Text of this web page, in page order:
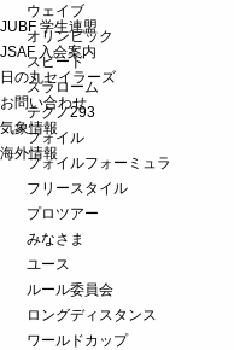
JUBF 学生連盟
JSAF 入会案内
日の丸セイラーズ
お問い合わせ
気象情報
海外情報
ウェイブ
オリンピック
スピード
スラローム
テクノ293
フォイル
フォイルフォーミュラ
フリースタイル
プロツアー
みなさま
ユース
ルール委員会
ロングディスタンス
ワールドカップ